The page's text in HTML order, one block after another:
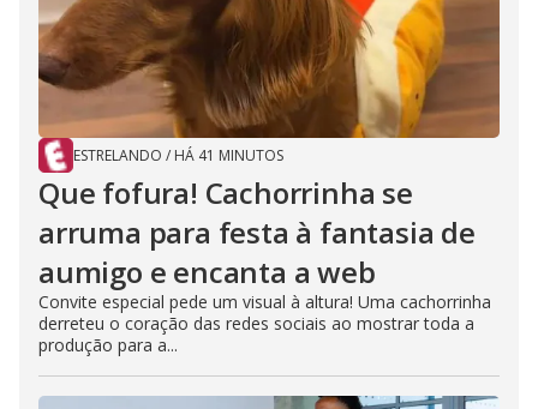
ESTRELANDO / HÁ 41 MINUTOS
Que fofura! Cachorrinha se
arruma para festa à fantasia de
aumigo e encanta a web
Convite especial pede um visual à altura! Uma cachorrinha
derreteu o coração das redes sociais ao mostrar toda a
produção para a...